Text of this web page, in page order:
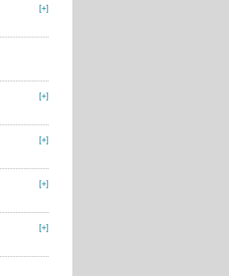
[+]
[+]
[+]
[+]
[+]